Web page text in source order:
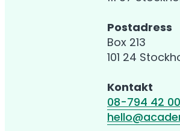
Postadress
Box 213
101 24
Kontakt
08-794 42 00